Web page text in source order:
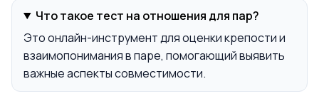
Что такое тест на отношения для пар?
Это онлайн-инструмент для оценки крепости и
взаимопонимания в паре, помогающий выявить
важные аспекты совместимости.